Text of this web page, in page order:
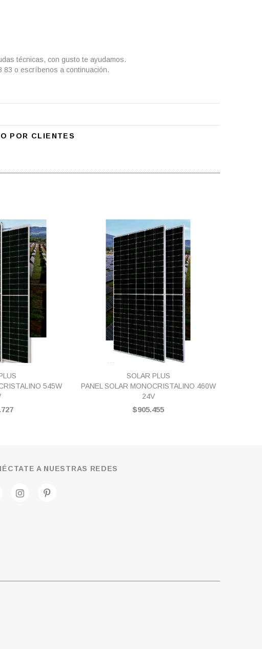
técnicas, con gusto te ayudamos.
83 o escríbenos a continuación.
POR CLIENTES
545W
VISTA RÁPIDA
SOLAR PLUS
PANEL SOLAR MONOCRISTALINO 460W
24V
$905.455
A NUESTRAS REDES